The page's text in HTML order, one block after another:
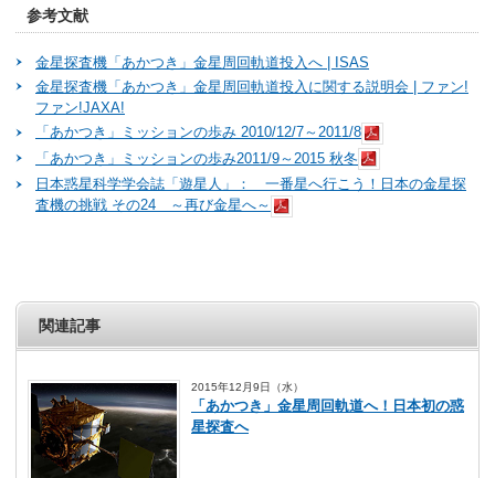
参考文献
金星探査機「あかつき」金星周回軌道投入へ | ISAS
金星探査機「あかつき」金星周回軌道投入に関する説明会 | ファン!
ファン!JAXA!
「あかつき」ミッションの歩み 2010/12/7～2011/8
「あかつき」ミッションの歩み2011/9～2015 秋冬
日本惑星科学学会誌「遊星人」： 一番星へ行こう！日本の金星探
査機の挑戦 その24 ～再び金星へ～
関連記事
2015年12月9日（水）
「あかつき」金星周回軌道へ！日本初の惑
星探査へ